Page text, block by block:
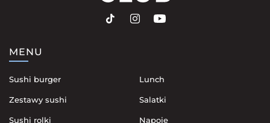
MENU
Sushi burger
Zestawy sushi
Sushi rolki
Lunch
Salatki
Napoje